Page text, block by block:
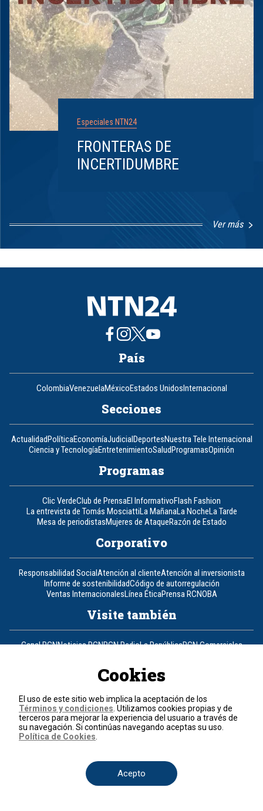
Especiales NTN24
FRONTERAS DE
INCERTIDUMBRE
Ver más
1
8
País
ColombiaVenezuelaMéxicoEstados UnidosInternacional
Secciones
ActualidadPolíticaEconomíaJudicialDeportesNuestra Tele Internacional
Ciencia y TecnologíaEntretenimientoSaludProgramasOpinión
Programas
Clic VerdeClub de PrensaEl InformativoFlash Fashion
La entrevista de Tomás MosciattiLa MañanaLa NocheLa Tarde
Mesa de periodistasMujeres de AtaqueRazón de Estado
Corporativo
Responsabilidad SocialAtención al clienteAtención al inversionista
Informe de sostenibilidadCódigo de autorregulación
Ventas InternacionalesLínea ÉticaPrensa RCNOBA
Visite también
Canal RCNNoticias RCNRCN RadioLa RepúblicaRCN Comerciales
Un producto de RCN Televisión
Contáctenos
Teléfono+57 (601) 426 92 92
Términos y condiciones
© 2026, RCN Medios.
Cookies
El uso de este sitio web implica la aceptación de los
Términos y condiciones . Utilizamos cookies propias y de
terceros para mejorar la experiencia del usuario a través de
su navegación. Si continúas navegando aceptas su uso.
Política de Cookies
Acepto